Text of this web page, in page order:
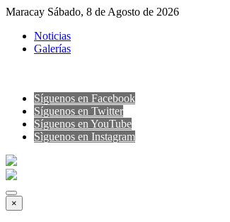
Maracay Sábado, 8 de Agosto de 2026
Noticias
Galerías
Síguenos en Facebook
Síguenos en Twitter
Síguenos en YouTube
Sìguenos en Instagram
×